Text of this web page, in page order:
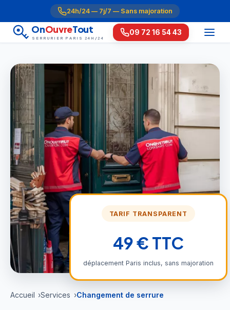
24h/24 — 7j/7 — Sans majoration
OnOuvreTout
SERRURIER PARIS 24H/24
09 72 16 54 43
Accueil Services Changement de serrure
TARIF TRANSPARENT
49 € TTC
déplacement Paris inclus, sans majoration